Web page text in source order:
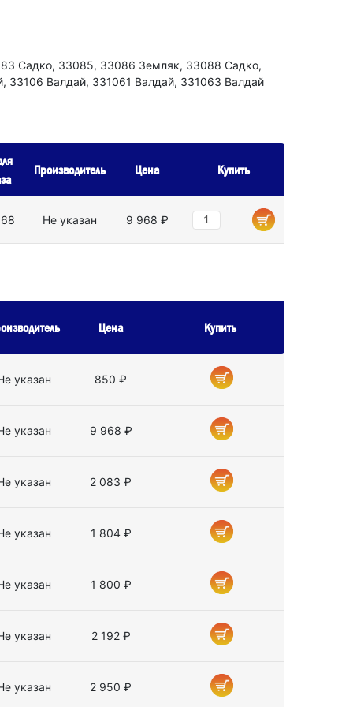
Садко, 33085, 33086 Земляк, 33088 Садко,
33106 Валдай, 331061 Валдай, 331063 Валдай
Производитель Цена Купить
Не указан 9 968 ₽
Цена Купить
указан 850 ₽
указан 9 968 ₽
указан 2 083 ₽
указан 1 804 ₽
указан 1 800 ₽
указан 2 192 ₽
указан 2 950 ₽